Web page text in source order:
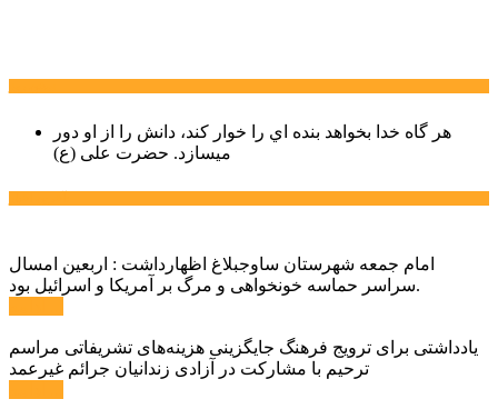
هر گاه خدا بخواهد بنده اي را خوار كند، دانش را از او دور
میسازد. حضرت علی (ع)
امام جمعه شهرستان ساوجبلاغ اظهارداشت : اربعین امسال
سراسر حماسه خونخواهی و مرگ بر آمریکا و اسرائیل بود.
یادداشتی برای ترویج فرهنگ جایگزینی هزینه‌های تشریفاتی مراسم
ترحیم با مشارکت در آزادی زندانیان جرائم غیرعمد